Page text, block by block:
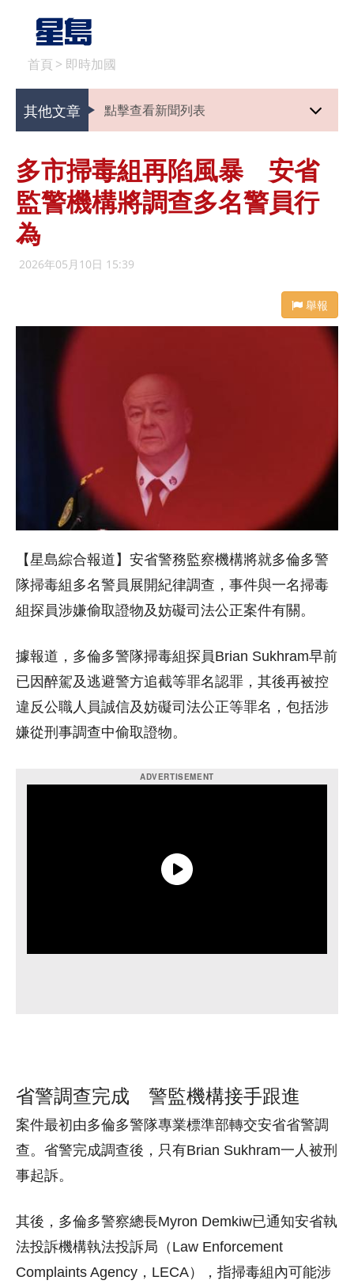
首頁 > 即時加國
其他文章 點擊查看新聞列表
多市掃毒組再陷風暴 安省
監警機構將調查多名警員行
為
2026年05月10日 15:39
舉報
【星島綜合報道】安省警務監察機構將就多倫多警
隊掃毒組多名警員展開紀律調查，事件與一名掃毒
組探員涉嫌偷取證物及妨礙司法公正案件有關。
據報道，多倫多警隊掃毒組探員Brian Sukhram早前
已因醉駕及逃避警方追截等罪名認罪，其後再被控
違反公職人員誠信及妨礙司法公正等罪名，包括涉
嫌從刑事調查中偷取證物。
省警調查完成 警監機構接手跟進
案件最初由多倫多警隊專業標準部轉交安省省警調
查。省警完成調查後，只有Brian Sukhram一人被刑
事起訴。
其後，多倫多警察總長Myron Demkiw已通知安省執
法投訴機構執法投訴局（Law Enforcement
Complaints Agency，LECA），指掃毒組內可能涉